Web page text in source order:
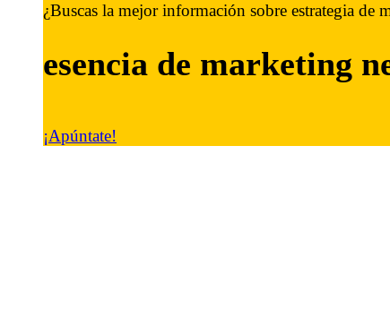
¿Buscas la mejor información sobre estrategia de
esencia de marketing
¡Apúntate!